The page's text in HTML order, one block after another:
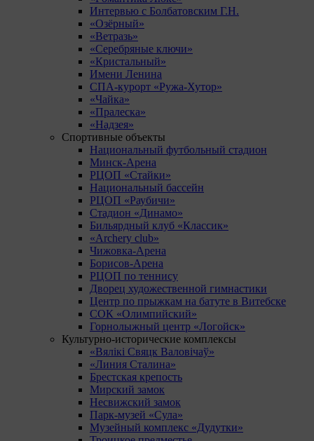
Интервью с Болбатовским Г.Н.
«Озёрный»
«Ветразь»
«Серебряные ключи»
«Кристальный»
Имени Ленина
СПА-курорт «Ружа-Хутор»
«Чайка»
«Пралеска»
«Надзея»
Спортивные объекты
Национальный футбольный стадион
Минск-Арена
РЦОП «Стайки»
Национальный бассейн
РЦОП «Раубичи»
Стадион «Динамо»
Бильярдный клуб «Классик»
«Archery club»
Чижовка-Арена
Борисов-Арена
РЦОП по теннису
Дворец художественной гимнастики
Центр по прыжкам на батуте в Витебске
СОК «Олимпийский»
Горнолыжный центр «Логойск»
Культурно-исторические комплексы
«Вялікі Свяцк Валовічаў»
«Линия Сталина»
Брестская крепость
Мирский замок
Несвижский замок
Парк-музей «Сула»
Музейный комплекс «Дудутки»